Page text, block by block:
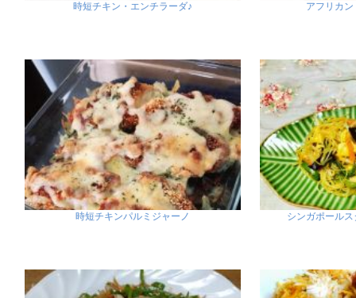
時短チキン・エンチラーダ♪ アフリカ
時短チキンパルミジャーノ シンガポール